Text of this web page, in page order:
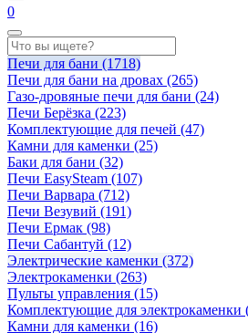
0
Печи для бани (1718)
Печи для бани на дровах (265)
Газо-дровяные печи для бани (24)
Печи Берёзка (223)
Комплектующие для печей (47)
Камни для каменки (25)
Баки для бани (32)
Печи EasySteam (107)
Печи Варвара (712)
Печи Везувий (191)
Печи Ермак (98)
Печи Сабантуй (12)
Электрические каменки (372)
Электрокаменки (263)
Пульты управления (15)
Комплектующие для электрокаменки
Камни для каменки (16)